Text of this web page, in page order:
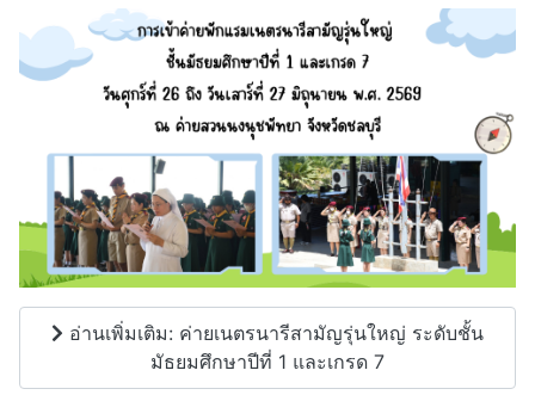
อ่านเพิ่มเติม: ค่ายเนตรนารีสามัญรุ่นใหญ่ ระดับชั้น
มัธยมศึกษาปีที่ 1 และเกรด 7